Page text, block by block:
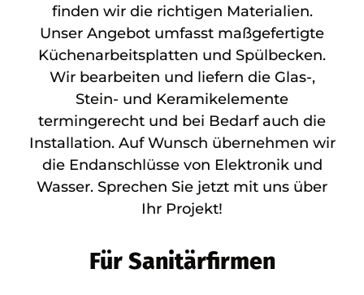
finden wir die richtigen Materialien.
Unser Angebot umfasst maßgefertigte
Küchenarbeitsplatten und Spülbecken.
Wir bearbeiten und liefern die Glas-,
Stein- und Keramikelemente
termingerecht und bei Bedarf auch die
Installation. Auf Wunsch übernehmen wir
die Endanschlüsse von Elektronik und
Wasser. Sprechen Sie jetzt mit uns über
Ihr Projekt!
Für Sanitärfirmen